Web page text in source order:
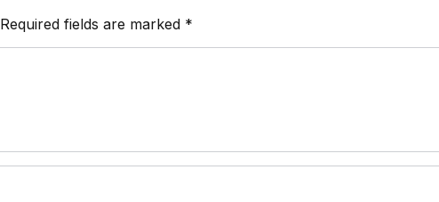
Required fields are marked *